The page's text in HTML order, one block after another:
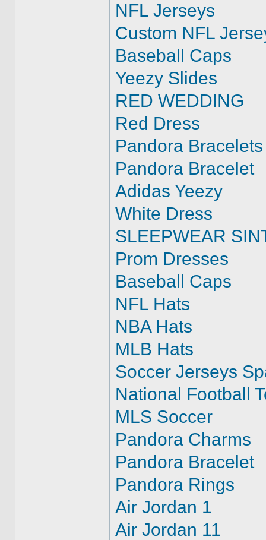
NFL Jerseys
Custom NFL
Baseball Caps
Yeezy Slides
RED WEDDING
Red Dress
Pandora Bracelets
Pandora Bracelet
Adidas Yeezy
White Dress
SLEEPWEAR
Prom Dresses
Baseball Caps
NFL Hats
NBA Hats
MLB Hats
Soccer Jerseys
National Football
MLS Soccer
Pandora Charms
Pandora Bracelet
Pandora Rings
Air Jordan 1
Air Jordan 11